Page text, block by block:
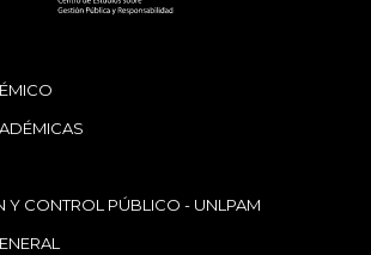
Y CONTROL PÚBLICO - UNLPAM